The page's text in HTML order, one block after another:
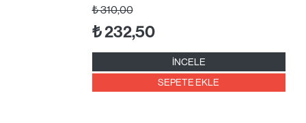
₺310,00
₺232,50
İNCELE
SEPETE EKLE